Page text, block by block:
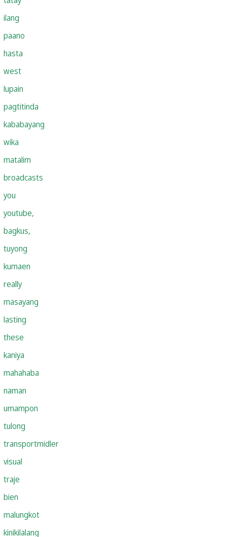
ilang
paano
hasta
west
lupain
pagtitinda
kababayang
wika
matalim
broadcasts
you
youtube,
bagkus,
tuyong
kumaen
really
masayang
lasting
these
kaniya
mahahaba
naman
umampon
tulong
transportmidler
visual
traje
bien
malungkot
kinikilalang